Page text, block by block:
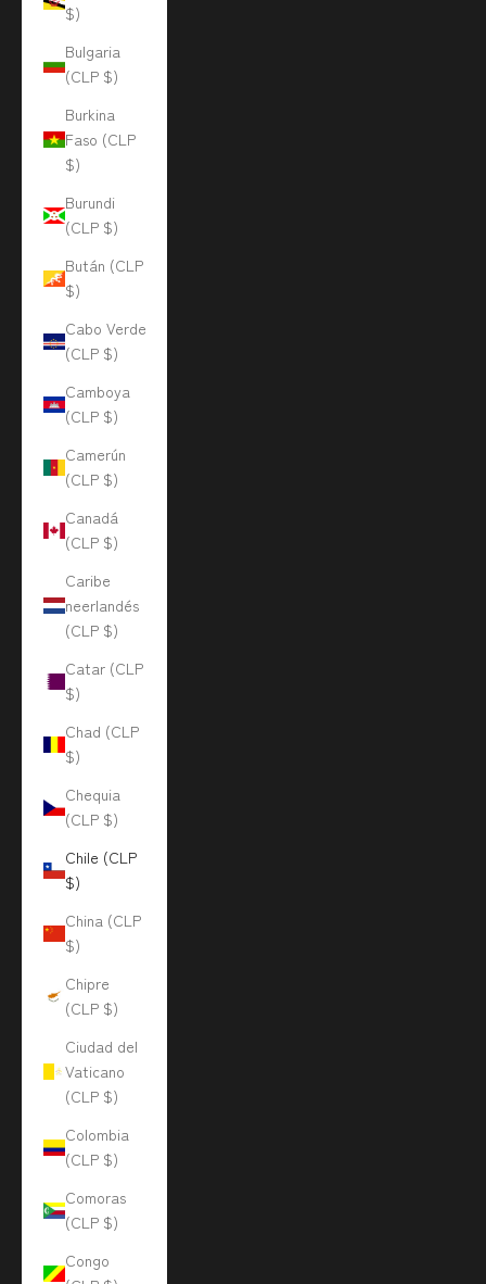
$)
Bulgaria
(CLP $)
Burkina
Faso (CLP
$)
Burundi
(CLP $)
Bután (CLP
$)
Cabo Verde
(CLP $)
Camboya
(CLP $)
Camerún
(CLP $)
Canadá
(CLP $)
Caribe
neerlandés
(CLP $)
Catar (CLP
$)
Chad (CLP
$)
Chequia
(CLP $)
Chile (CLP
$)
China (CLP
$)
Chipre
(CLP $)
Ciudad del
Vaticano
(CLP $)
Colombia
(CLP $)
Comoras
(CLP $)
Congo